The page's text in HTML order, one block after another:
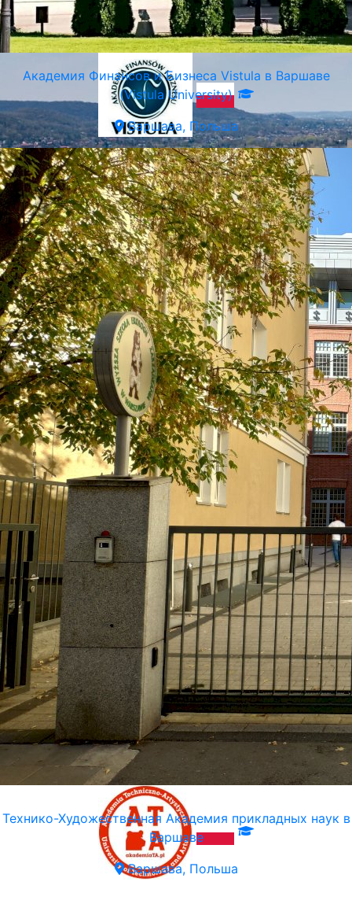
Краков, Польша
Горно-металлургическая академия в Кракове (AGH)
Краков, Польша
Академия Финансов и Бизнеса Vistula в Варшаве
(Vistula University)
Варшава, Польша
Технико-Художественная Академия прикладных наук в
Варшаве
Варшава, Польша